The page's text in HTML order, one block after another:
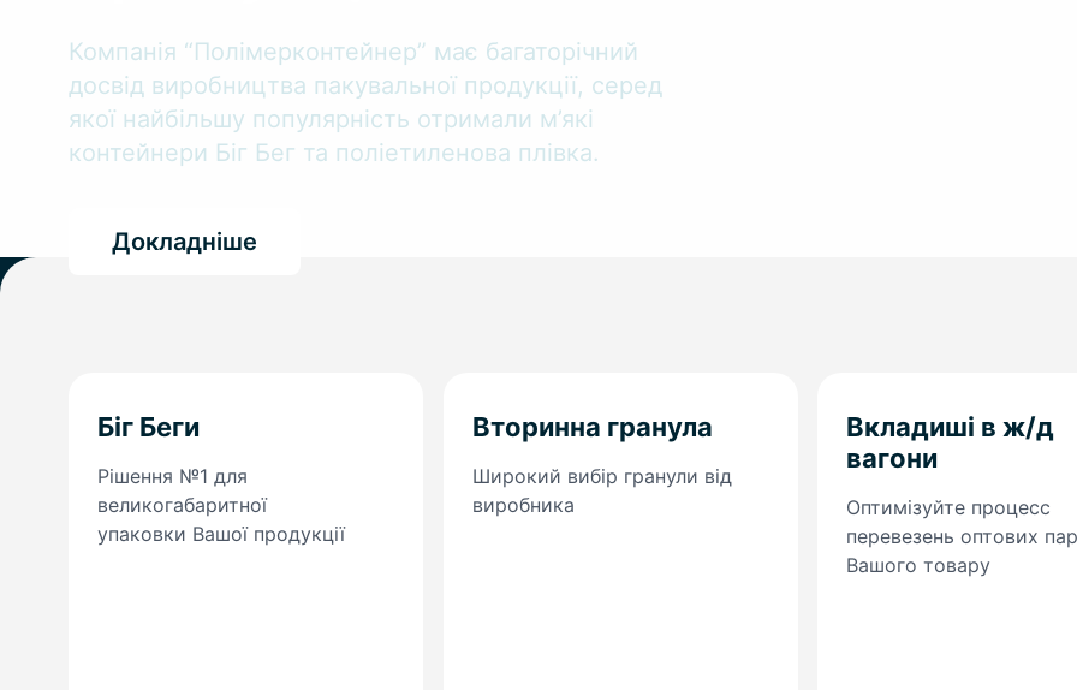
Компанія “Полімерконтейнер” має багаторічний
досвід виробництва пакувальної продукції, серед
якої найбільшу популярність отримали м’які
контейнери Біг Бег та поліетиленова плівка.
Докладніше
Біг Беги
Рішення №1 для
великогабаритної
упаковки Вашої продукції
Вторинна гранула
Широкий вибір гранули від
виробника
Вкладиші в ж/д
вагони
Оптимізуйте процесс
перевезень оптових
Вашого товару